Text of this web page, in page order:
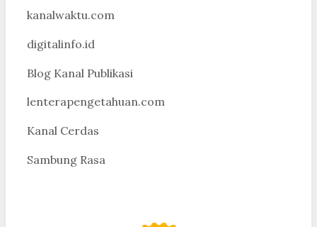
kanalwaktu.com
digitalinfo.id
Blog Kanal Publikasi
lenterapengetahuan.com
Kanal Cerdas
Sambung Rasa